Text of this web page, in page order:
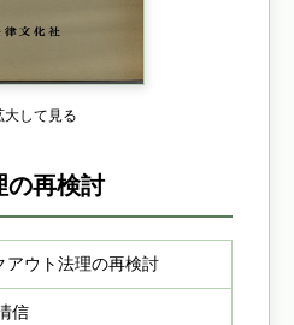
して見る
の再検討
アウト法理の再検討
信